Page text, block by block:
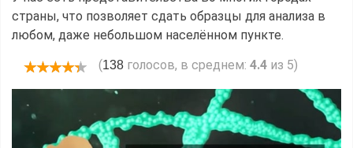
страны, что позволяет сдать образцы для анализа в
любом, даже небольшом населённом пункте.
(138 голосов, в среднем: 4.4 из 5)